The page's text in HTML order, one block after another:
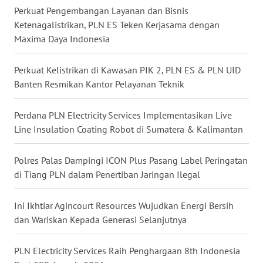
Perkuat Pengembangan Layanan dan Bisnis
Ketenagalistrikan, PLN ES Teken Kerjasama dengan
Maxima Daya Indonesia
Perkuat Kelistrikan di Kawasan PIK 2, PLN ES & PLN UID
Banten Resmikan Kantor Pelayanan Teknik
Perdana PLN Electricity Services Implementasikan Live
Line Insulation Coating Robot di Sumatera & Kalimantan
Polres Palas Dampingi ICON Plus Pasang Label Peringatan
di Tiang PLN dalam Penertiban Jaringan Ilegal
Ini Ikhtiar Agincourt Resources Wujudkan Energi Bersih
dan Wariskan Kepada Generasi Selanjutnya
PLN Electricity Services Raih Penghargaan 8th Indonesia
WN
KALTARA
WN
KALSEL
WN
KALTIM
WN
SULSEL
WN
GORONTALO
WN